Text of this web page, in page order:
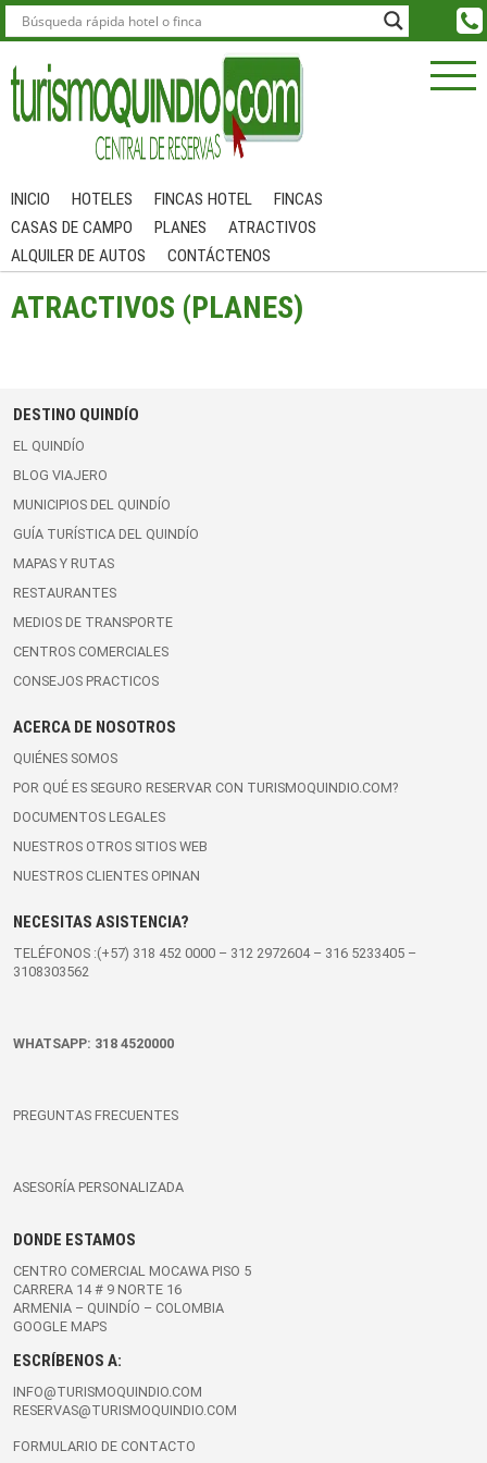
INICIO HOTELES FINCAS HOTEL
FINCAS
CASAS DE CAMPO
PLANES
ATRACTIVOS
ALQUILER DE AUTOS
CONTÁCTENOS
ATRACTIVOS (PLANES)
DESTINO QUINDÍO
EL QUINDÍO
BLOG VIAJERO
MUNICIPIOS DEL QUINDÍO
GUÍA TURÍSTICA DEL QUINDÍO
MAPAS Y RUTAS
RESTAURANTES
MEDIOS DE TRANSPORTE
CENTROS COMERCIALES
CONSEJOS PRACTICOS
ACERCA DE NOSOTROS
QUIÉNES SOMOS
POR QUÉ ES SEGURO RESERVAR CON TURISMOQUINDIO.COM?
DOCUMENTOS LEGALES
NUESTROS OTROS SITIOS WEB
NUESTROS CLIENTES OPINAN
NECESITAS ASISTENCIA?
TELÉFONOS :(+57) 318 452 0000 – 312 2972604– 316 5233405 –
3108303562
WHATSAPP: 318 4520000
PREGUNTAS FRECUENTES
ASESORÍA PERSONALIZADA
DONDE ESTAMOS
CENTRO COMERCIAL MOCAWA PISO 5
CARRERA 14 # 9 NORTE 16
ARMENIA – QUINDÍO – COLOMBIA
GOOGLE MAPS
ESCRÍBENOS A:
INFO@TURISMOQUINDIO.COM
RESERVAS@TURISMOQUINDIO.COM
FORMULARIO DE CONTACTO